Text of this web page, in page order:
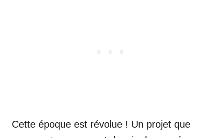
Cette époque est révolue ! Un projet que